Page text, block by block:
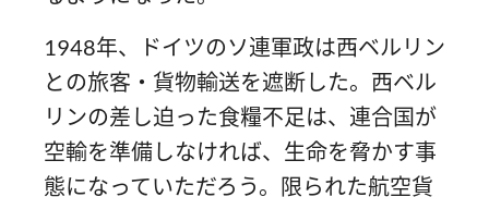
1948年、ドイツのソ連軍政は西ベルリン
との旅客・貨物輸送を遮断した。西ベル
リンの差し迫った食糧不足は、連合国が
空輸を準備しなければ、生命を脅かす事
態になっていただろう。限られた航空貨